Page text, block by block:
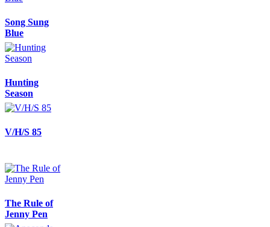
Song Sung
Blue
Hunting
Season
V/H/S 85
The Rule of
Jenny Pen